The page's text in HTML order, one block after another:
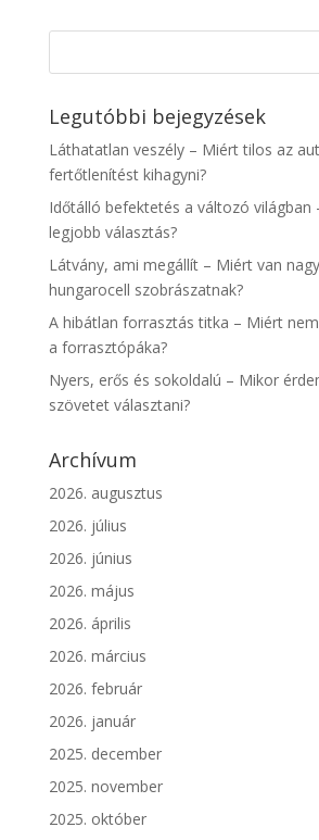
Legutóbbi bejegyzések
Láthatatlan veszély – Miért tilos az
fertőtlenítést kihagyni?
Időtálló befektetés a változó világban
legjobb választás?
Látvány, ami megállít – Miért van
hungarocell szobrászatnak?
A hibátlan forrasztás titka – Miért
a forrasztópáka?
Nyers, erős és sokoldalú – Mikor
szövetet választani?
Archívum
2026. augusztus
2026. július
2026. június
2026. május
2026. április
2026. március
2026. február
2026. január
2025. december
2025. november
2025. október